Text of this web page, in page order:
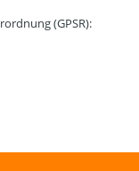
(GPSR):